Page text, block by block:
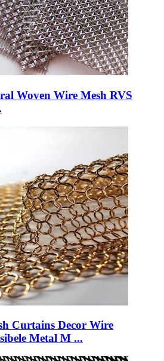
Woven Wire Mesh RVS
Curtains Decor Wire
Metal M ...